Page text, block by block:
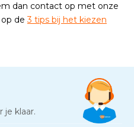
dan contact op met onze
op de3 tips bij het kiezen
je klaar.